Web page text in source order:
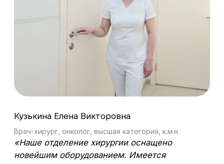
осмотр, соберет анамнез и ознакомится
результатами диагностических
исследований и жалобами. После будет
назначено консервативное либо
необходимости будет назначен комплекс
Условия акции
Принять участие в акции могут все
пациенты, обратившиеся в отделение
хирургии.